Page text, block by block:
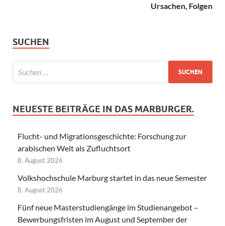
Ursachen, Folgen
SUCHEN
NEUESTE BEITRÄGE IN DAS MARBURGER.
Flucht- und Migrationsgeschichte: Forschung zur
arabischen Welt als Zufluchtsort
8. August 2026
Volkshochschule Marburg startet in das neue Semester
8. August 2026
Fünf neue Masterstudiengänge im Studienangebot –
Bewerbungsfristen im August und September der